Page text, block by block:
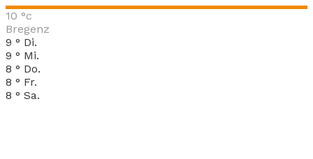
10 °c
Bregenz
9 ° Di.
9 ° Mi.
8 ° Do.
8 ° Fr.
8 ° Sa.